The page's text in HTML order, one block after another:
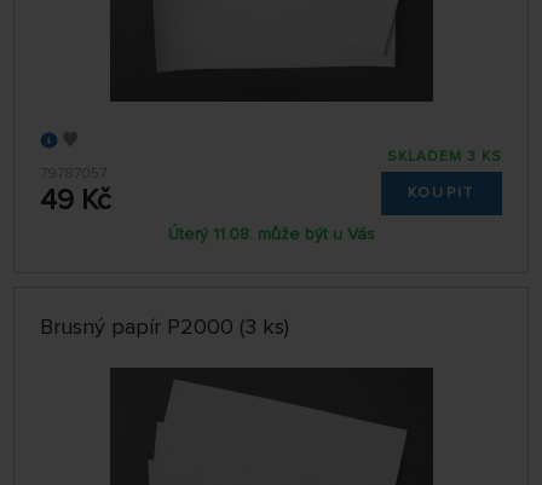
79787057
49 Kč
SKLADEM 3 KS
KOUPIT
Úterý 11.08. může být u Vás
Brusný papír P2000 (3 ks)